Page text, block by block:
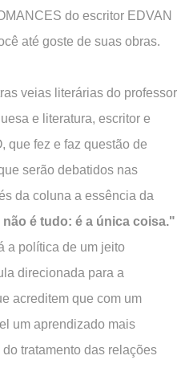
do escritor EDVAN
até goste de suas obras.
veias literárias do professor
e literatura, escritor e
que fez e faz questão de
serão debatidos nas
da coluna a essência da
é tudo: é a única coisa."
a política de um jeito
direcionada para a
acreditem que com um
um aprendizado mais
tratamento das relações